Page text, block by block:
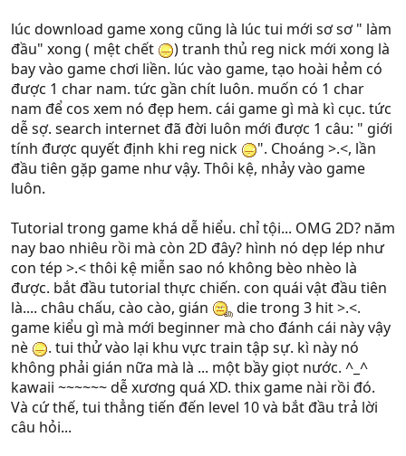
lúc download game xong cũng là lúc tui mới sơ sơ " làm
đầu" xong ( mệt chết
) tranh thủ reg nick mới xong là
bay vào game chơi liền. lúc vào game, tạo hoài hẻm có
được 1 char nam. tức gần chít luôn. muốn có 1 char
nam để cos xem nó đẹp hem. cái game gì mà kì cục. tức
dễ sợ. search internet đã đời luôn mới được 1 câu: " giới
tính được quyết định khi reg nick
". Choáng >.<, lần
đầu tiên gặp game như vậy. Thôi kệ, nhảy vào game
luôn.
Tutorial trong game khá dễ hiểu. chỉ tội... OMG 2D? năm
nay bao nhiêu rồi mà còn 2D đây? hình nó dẹp lép như
con tép >.< thôi kệ miễn sao nó không bèo nhèo là
được. bắt đầu tutorial thực chiến. con quái vật đầu tiên
là.... châu chấu, cào cào, gián
die trong 3 hit >.<.
game kiểu gì mà mới beginner mà cho đánh cái này vậy
nè
. tui thử vào lại khu vực train tập sự. kì này nó
không phải gián nữa mà là ... một bầy giọt nước. ^_^
kawaii ~~~~~~ dễ xương quá XD. thix game nài rồi đó.
Và cứ thế, tui thẳng tiến đến level 10 và bắt đầu trả lời
câu hỏi...